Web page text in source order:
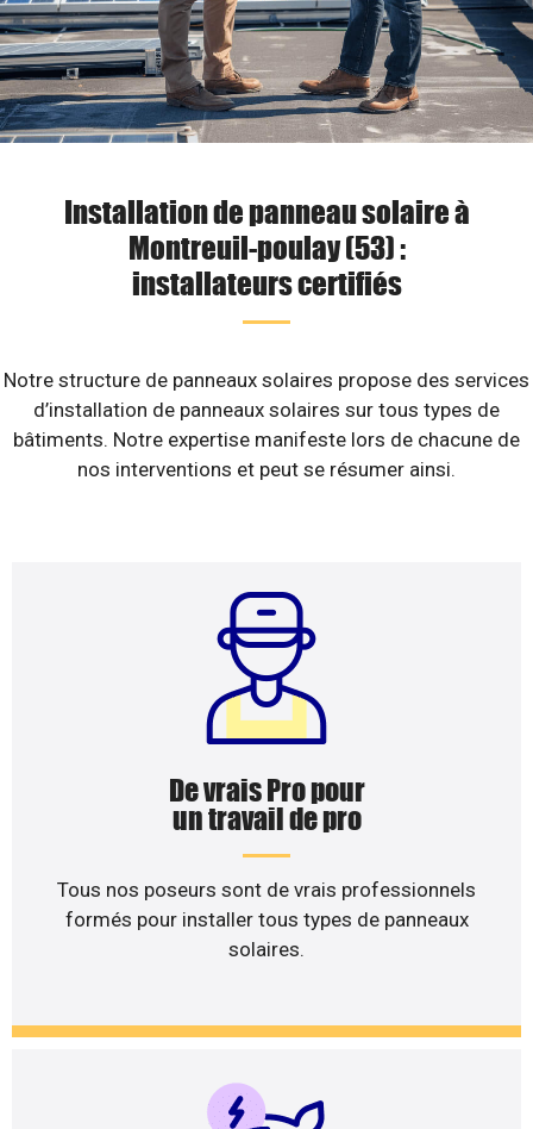
Installation de panneau solaire à
Montreuil-poulay (53) :
installateurs certifiés
Notre structure de panneaux solaires propose des services
d’installation de panneaux solaires sur tous types de
bâtiments. Notre expertise manifeste lors de chacune de
nos interventions et peut se résumer ainsi.
De vrais Pro pour
un travail de pro
Tous nos poseurs sont de vrais professionnels
formés pour installer tous types de panneaux
solaires.